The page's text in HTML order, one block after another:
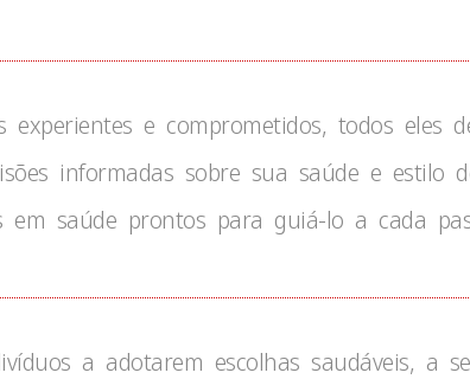
e comprometidos, todos eles
informadas sobre sua saúde e estilo
em saúde prontos para guiá-lo a cada
a adotarem escolhas saudáveis, a